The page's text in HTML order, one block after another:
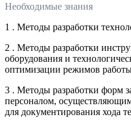
Необходимые знания
1 . Методы разработки
2 . Методы разработки
оборудования и
оптимизации режимов
3 . Методы разработки форм
персоналом,
для документирования хода